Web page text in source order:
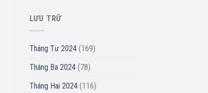
LƯU TRỮ
Tháng Tư 2024(169)
Tháng Ba 2024(78)
Tháng Hai 2024(116)